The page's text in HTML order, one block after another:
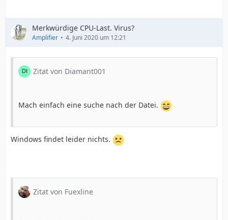
Merkwürdige CPU-Last. Virus?
Amplifier 4. Juni 2020 um 12:21
Zitat von Diamant001
Mach einfach eine suche nach der Datei.
Windows findet leider nichts.
Zitat von Fuexline